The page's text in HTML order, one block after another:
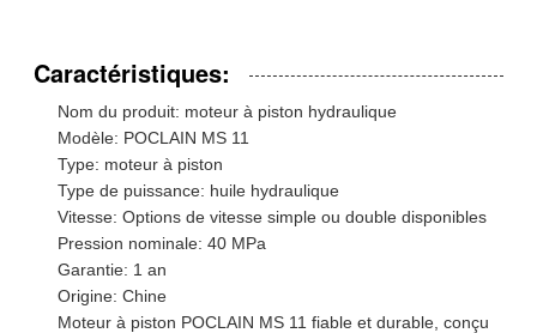
Caractéristiques:
Nom du produit: moteur à piston hydraulique
Modèle: POCLAIN MS 11
Type: moteur à piston
Type de puissance: huile hydraulique
Vitesse: Options de vitesse simple ou double disponibles
Pression nominale: 40 MPa
Garantie: 1 an
Origine: Chine
Moteur à piston POCLAIN MS 11 fiable et durable, conçu